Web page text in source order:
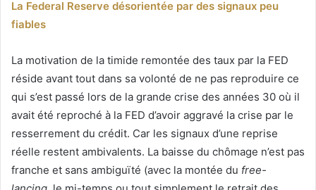
La Federal Reserve désorientée par des signaux peu
fiables
La motivation de la timide remontée des taux par la FED
réside avant tout dans sa volonté de ne pas reproduire ce
qui s’est passé lors de la grande crise des années 30 où il
avait été reproché à la FED d’avoir aggravé la crise par le
resserrement du crédit. Car les signaux d’une reprise
réelle restent ambivalents. La baisse du chômage n’est pas
franche et sans ambiguïté (avec la montée du free-